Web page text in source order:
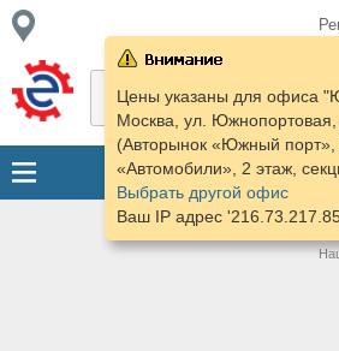
Цены указаны для офиса
Москва, ул. Южнопортовая,
(Авторынок «Южный
«Автомобили», 2 этаж,
Выбрать другой офис
Ваш IP адрес